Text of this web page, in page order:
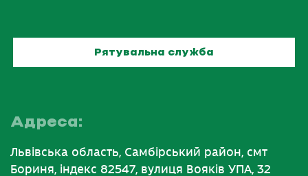
Рятувальна служба
Адреса:
Львівська область, Самбірський район, смт
Бориня, індекс 82547, вулиця Вояків УПА, 32